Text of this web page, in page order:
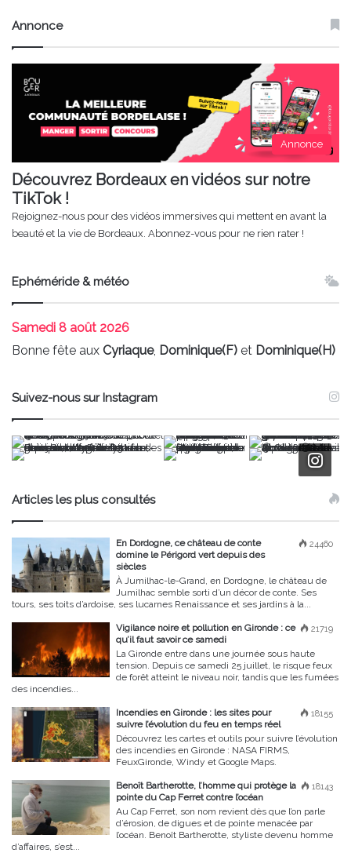
Annonce
Annonce
Découvrez Bordeaux en vidéos sur notre
TikTok !
Rejoignez-nous pour des vidéos immersives qui mettent en avant la
beauté et la vie de Bordeaux. Abonnez-vous pour ne rien rater !
Ephéméride & météo
Samedi 8 août 2026
Bonne fête aux Cyriaque, Dominique(F) et Dominique(H)
Suivez-nous sur Instagram
Articles les plus consultés
24460
En Dordogne, ce château de conte
domine le Périgord vert depuis des
siècles
À Jumilhac-le-Grand, en Dordogne, le château de
Jumilhac semble sorti d’un décor de conte. Ses
tours, ses toits d’ardoise, ses lucarnes Renaissance et ses jardins à la...
21719
Vigilance noire et pollution en Gironde : ce
qu’il faut savoir ce samedi
La Gironde entre dans une journée sous haute
tension. Depuis ce samedi 25 juillet, le risque feux
de forêt atteint le niveau noir, tandis que les fumées
des incendies...
18155
Incendies en Gironde : les sites pour
suivre l’évolution du feu en temps réel
Découvrez les cartes et outils pour suivre l’évolution
des incendies en Gironde : NASA FIRMS,
FeuxGironde, Windy et Google Maps.
18143
Benoît Bartherotte, l’homme qui protège la
pointe du Cap Ferret contre l’océan
Au Cap Ferret, son nom revient dès que l’on parle
d’érosion, de digues et de pointe menacée par
l’océan. Benoît Bartherotte, styliste devenu homme
d’affaires, s’est...